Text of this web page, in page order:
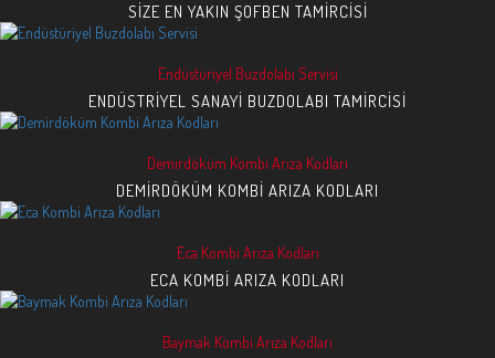
SIZE EN YAKIN ŞOFBEN TAMIRCISI
Endüstüriyel Buzdolabı Servisi
ENDÜSTRIYEL SANAYI BUZDOLABI TAMIRCISI
Demirdöküm Kombi Arıza Kodları
DEMIRDÖKÜM KOMBI ARIZA KODLARI
Eca Kombi Arıza Kodları
ECA KOMBI ARIZA KODLARI
Baymak Kombi Arıza Kodları